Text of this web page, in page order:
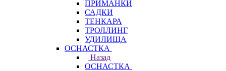
ПРИМАНКИ
САДКИ
ТЕНКАРА
ТРОЛЛИНГ
УДИЛИЩА
ОСНАСТКА
Назад
ОСНАСТКА